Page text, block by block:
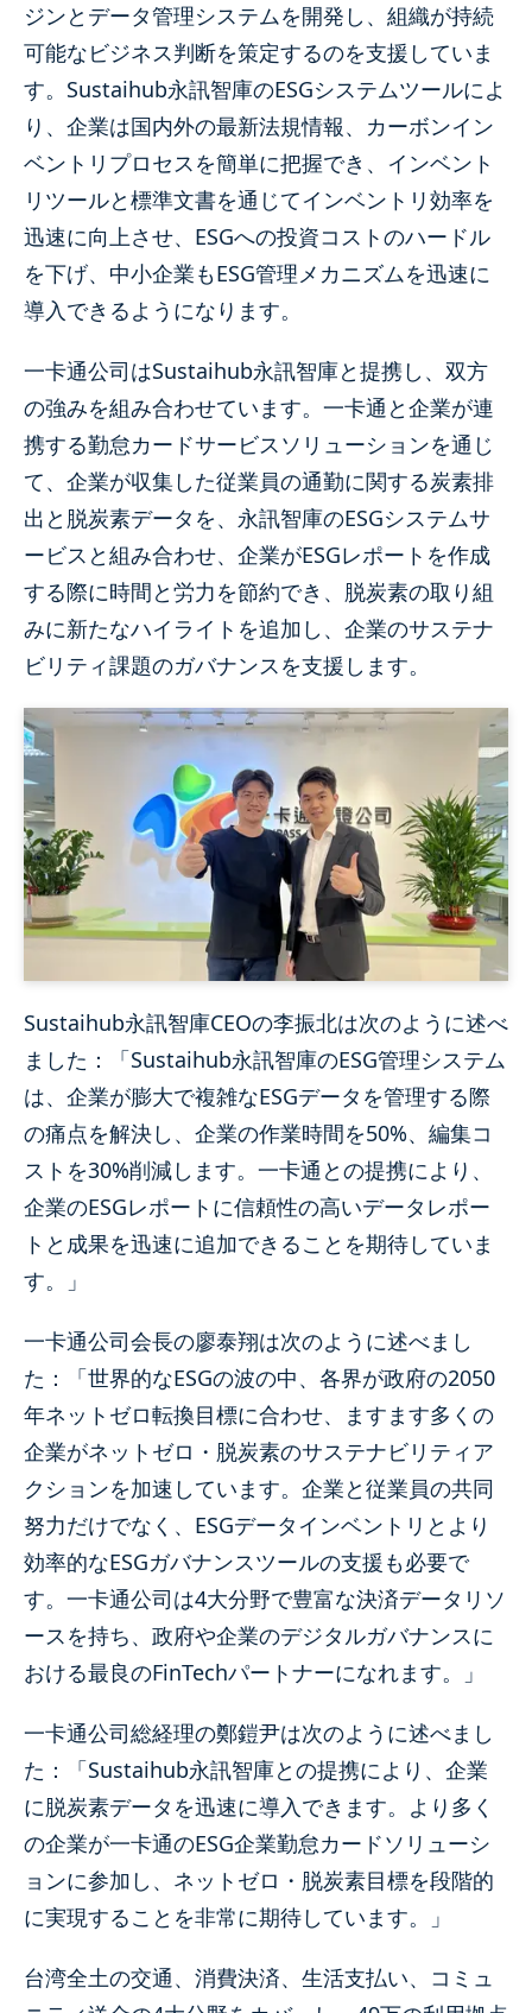
ジンとデータ管理システムを開発し、組織が持続
可能なビジネス判断を策定するのを支援していま
す。Sustaihub永訊智庫のESGシステムツールによ
り、企業は国内外の最新法規情報、カーボンイン
ベントリプロセスを簡単に把握でき、インベント
リツールと標準文書を通じてインベントリ効率を
迅速に向上させ、ESGへの投資コストのハードル
を下げ、中小企業もESG管理メカニズムを迅速に
導入できるようになります。
一卡通公司はSustaihub永訊智庫と提携し、双方
の強みを組み合わせています。一卡通と企業が連
携する勤怠カードサービスソリューションを通じ
て、企業が収集した従業員の通勤に関する炭素排
出と脱炭素データを、永訊智庫のESGシステムサ
ービスと組み合わせ、企業がESGレポートを作成
する際に時間と労力を節約でき、脱炭素の取り組
みに新たなハイライトを追加し、企業のサステナ
ビリティ課題のガバナンスを支援します。
Sustaihub永訊智庫CEOの李振北は次のように述べ
ました：「Sustaihub永訊智庫のESG管理システム
は、企業が膨大で複雑なESGデータを管理する際
の痛点を解決し、企業の作業時間を50%、編集コ
ストを30%削減します。一卡通との提携により、
企業のESGレポートに信頼性の高いデータレポー
トと成果を迅速に追加できることを期待していま
す。」
一卡通公司会長の廖泰翔は次のように述べまし
た：「世界的なESGの波の中、各界が政府の2050
年ネットゼロ転換目標に合わせ、ますます多くの
企業がネットゼロ・脱炭素のサステナビリティア
クションを加速しています。企業と従業員の共同
努力だけでなく、ESGデータインベントリとより
効率的なESGガバナンスツールの支援も必要で
す。一卡通公司は4大分野で豊富な決済データリソ
ースを持ち、政府や企業のデジタルガバナンスに
おける最良のFinTechパートナーになれます。」
一卡通公司総経理の鄭鎧尹は次のように述べまし
た：「Sustaihub永訊智庫との提携により、企業
に脱炭素データを迅速に導入できます。より多く
の企業が一卡通のESG企業勤怠カードソリューシ
ョンに参加し、ネットゼロ・脱炭素目標を段階的
に実現することを非常に期待しています。」
台湾全土の交通、消費決済、生活支払い、コミュ